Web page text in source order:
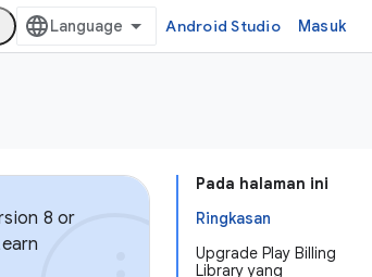
Android Studio Masuk
Pada halaman ini
Ringkasan
Upgrade Play Billing
Library yang
8 or